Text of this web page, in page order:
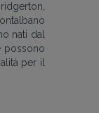
nati dal
possono
per il